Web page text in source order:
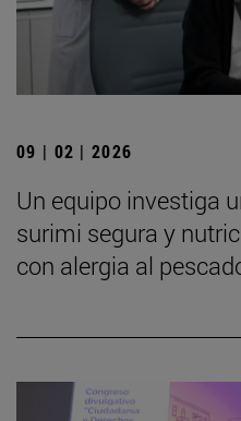
09 | 02 | 2026
Un equipo investiga
surimi segura y
con alergia al